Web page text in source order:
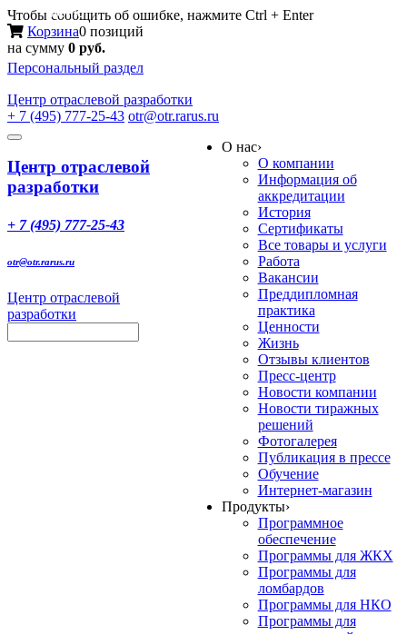
Чтобы сообщить об ошибке, нажмите Ctrl + Enter
Корзина0 позиций
на сумму 0 руб.
Персональный раздел
Центр отраслевой разработки
+ 7 (495) 777-25-43 otr@otr.rarus.ru
Toggle
Меню
Центр отраслевой
разработки
+ 7 (495) 777-25-43
otr@otr.rarus.ru
Центр отраслевой
разработки
О нас›
О компании
Информация об
аккредитации
История
Сертификаты
Все товары и услуги
Работа
Вакансии
Преддипломная
практика
Ценности
Жизнь
Отзывы клиентов
Пресс-центр
Новости компании
Новости тиражных
решений
Фотогалерея
Публикация в прессе
Обучение
Интернет-магазин
Продукты›
Программное
обеспечение
Программы для ЖКХ
Программы для
ломбардов
Программы для НКО
Программы для